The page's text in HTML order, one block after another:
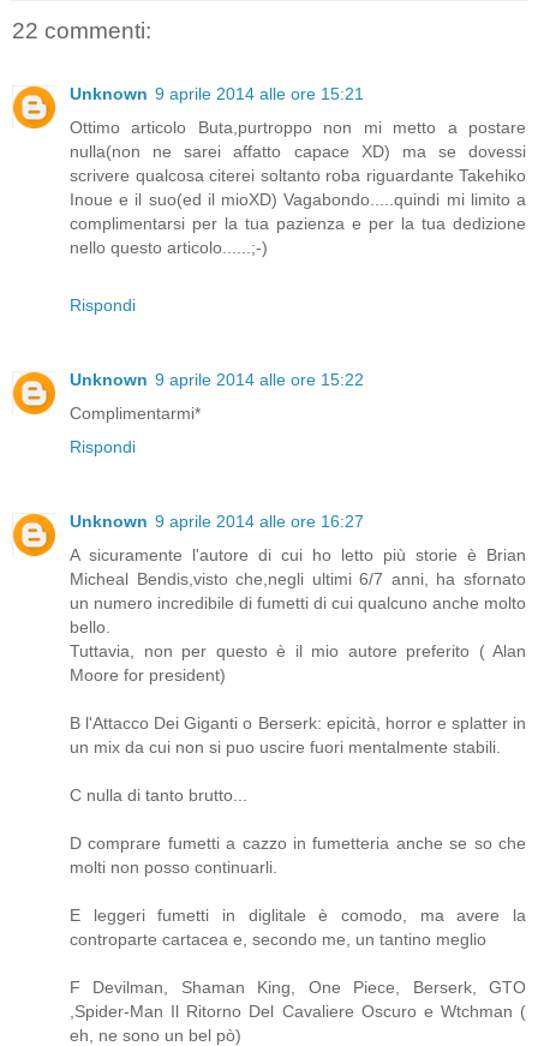
22 commenti:
Unknown 9 aprile 2014 alle ore 15:21
Ottimo articolo Buta,purtroppo non mi metto a postare
nulla(non ne sarei affatto capace XD) ma se dovessi
scrivere qualcosa citerei soltanto roba riguardante Takehiko
Inoue e il suo(ed il mioXD) Vagabondo.....quindi mi limito a
complimentarsi per la tua pazienza e per la tua dedizione
nello questo articolo......;-)
Rispondi
Unknown 9 aprile 2014 alle ore 15:22
Complimentarmi*
Rispondi
Unknown 9 aprile 2014 alle ore 16:27
A sicuramente l'autore di cui ho letto più storie è Brian
Micheal Bendis,visto che,negli ultimi 6/7 anni, ha sfornato
un numero incredibile di fumetti di cui qualcuno anche molto
bello.
Tuttavia, non per questo è il mio autore preferito ( Alan
Moore for president)
B l'Attacco Dei Giganti o Berserk: epicità, horror e splatter in
un mix da cui non si puo uscire fuori mentalmente stabili.
C nulla di tanto brutto...
D comprare fumetti a cazzo in fumetteria anche se so che
molti non posso continuarli.
E leggeri fumetti in diglitale è comodo, ma avere la
controparte cartacea e, secondo me, un tantino meglio
F Devilman, Shaman King, One Piece, Berserk, GTO
,Spider-Man Il Ritorno Del Cavaliere Oscuro e Wtchman (
eh, ne sono un bel pò)